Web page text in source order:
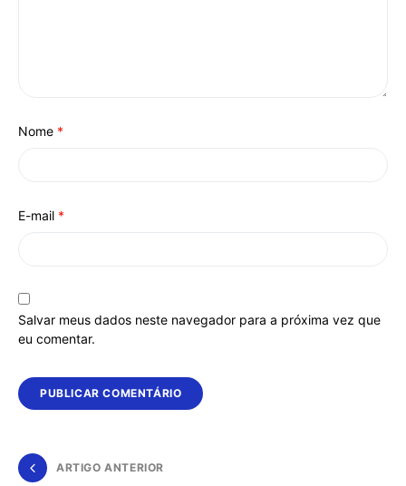
Nome *
E-mail *
Salvar meus dados neste navegador para a próxima vez que
eu comentar.
ARTIGO ANTERIOR